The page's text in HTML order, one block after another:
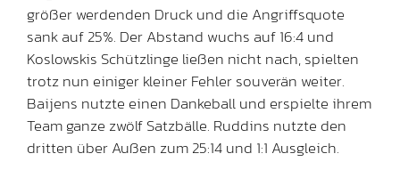
größer werdenden Druck und die Angriffsquote
sank auf 25%. Der Abstand wuchs auf 16:4 und
Koslowskis Schützlinge ließen nicht nach, spielten
trotz nun einiger kleiner Fehler souverän weiter.
Baijens nutzte einen Dankeball und erspielte ihrem
Team ganze zwölf Satzbälle. Ruddins nutzte den
dritten über Außen zum 25:14 und 1:1 Ausgleich.